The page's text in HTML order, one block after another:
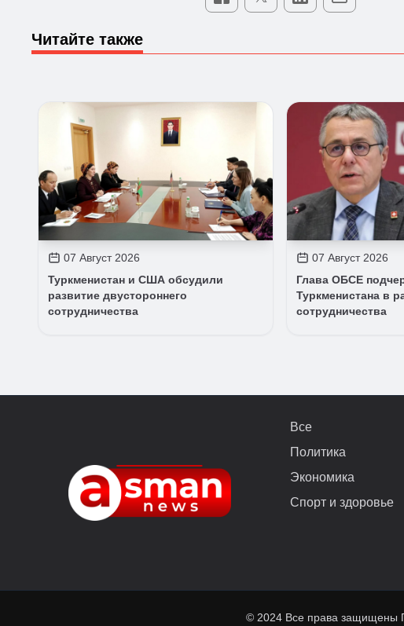
Читайте также
07 Август 2026
Туркменистан и США обсудили
развитие двустороннего
сотрудничества
07 Август 2026
Глава ОБСЕ
Туркменистана в
сотрудничества
Все
Политика
Экономика
Спорт и здоровье
© 2024 Все права защищены